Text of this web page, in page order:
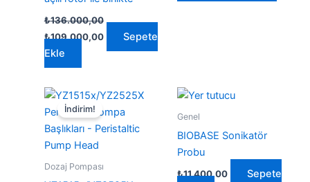
₺136.000,00
Orijinal
₺136.000,00.
₺109.000,00Şu
Sepete
Ekle
İndirim!
Dozaj Pompası
Genel
BIOBASE Sonikatör
Probu
₺11.400,00
Sepete